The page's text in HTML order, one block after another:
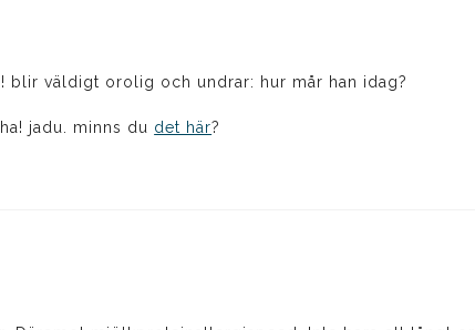
blir väldigt orolig och undrar: hur mår han idag?
jadu. minns du det här?